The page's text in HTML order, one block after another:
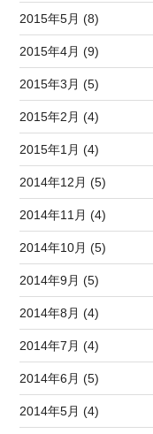
2015年5月 (8)
2015年4月 (9)
2015年3月 (5)
2015年2月 (4)
2015年1月 (4)
2014年12月 (5)
2014年11月 (4)
2014年10月 (5)
2014年9月 (5)
2014年8月 (4)
2014年7月 (4)
2014年6月 (5)
2014年5月 (4)